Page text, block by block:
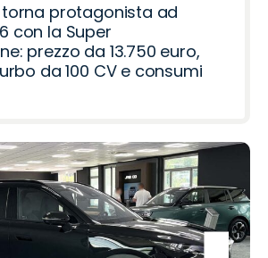
torna protagonista ad
con la Super
prezzo da 13.750 euro,
da 100 CV e consumi